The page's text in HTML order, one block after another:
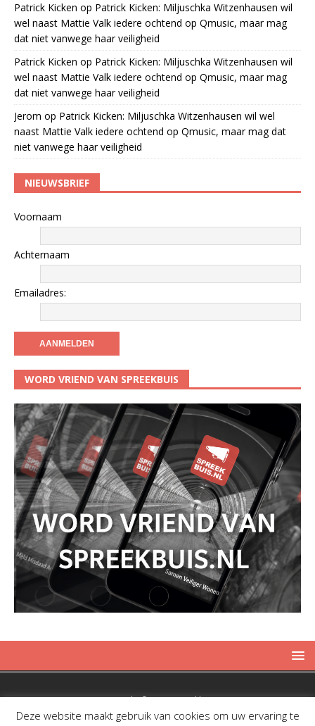
Patrick Kicken op Patrick Kicken: Miljuschka Witzenhausen wil
wel naast Mattie Valk iedere ochtend op Qmusic, maar mag
dat niet vanwege haar veiligheid
Patrick Kicken op Patrick Kicken: Miljuschka Witzenhausen wil
wel naast Mattie Valk iedere ochtend op Qmusic, maar mag
dat niet vanwege haar veiligheid
Jerom op Patrick Kicken: Miljuschka Witzenhausen wil wel
naast Mattie Valk iedere ochtend op Qmusic, maar mag dat
niet vanwege haar veiligheid
NIEUWSBRIEF
Voornaam
Achternaam
Emailadres:
WORD VRIEND VAN SPREEKBUIS
Copyright © 2019 Spreekbuis
Deze website maakt gebruik van cookies om uw ervaring te